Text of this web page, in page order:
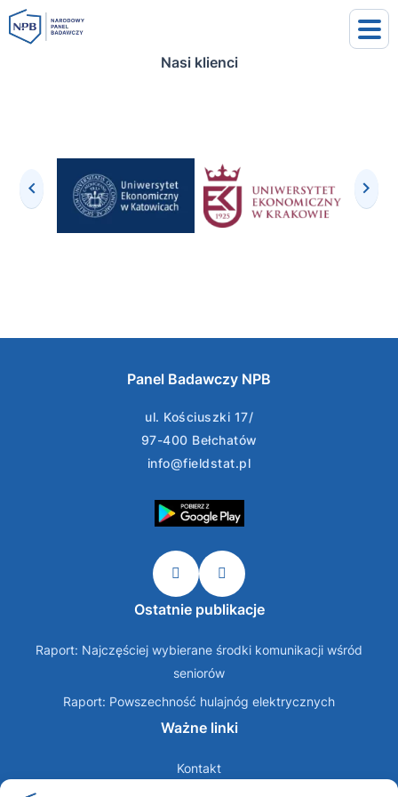
Nasi klienci
Panel Badawczy NPB
ul. Kościuszki 17/
97-400 Bełchatów
info@fieldstat.pl
Ostatnie publikacje
Raport: Najczęściej wybierane środki komunikacji wśród
seniorów
Raport: Powszechność hulajnóg elektrycznych
Ważne linki
Kontakt